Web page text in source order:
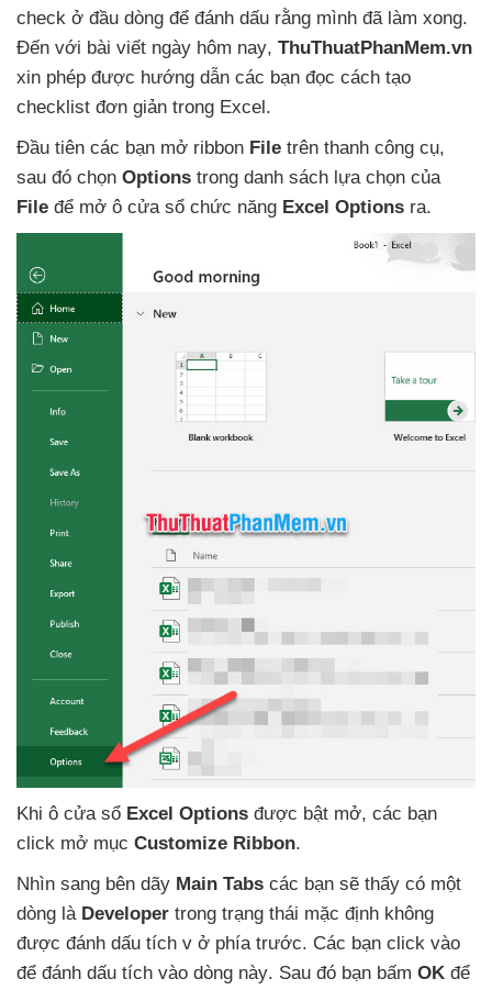
check ở đầu dòng để đánh dấu rằng mình đã làm xong.
Đến với bài viết ngày hôm nay, ThuThuatPhanMem.vn
xin phép được hướng dẫn các bạn đọc cách tạo
checklist đơn giản trong Excel.
Đầu tiên các bạn mở ribbon File trên thanh công cụ,
sau đó chọn Options trong danh sách lựa chọn của
File để mở ô cửa sổ chức năng Excel Options ra.
Khi ô cửa sổ Excel Options được bật mở, các bạn
click mở mục Customize Ribbon.
Nhìn sang bên dãy Main Tabs các bạn sẽ thấy có một
dòng là Developer trong trạng thái mặc định không
được đánh dấu tích v ở phía trước. Các bạn click vào
để đánh dấu tích vào dòng này. Sau đó bạn bấm OK để